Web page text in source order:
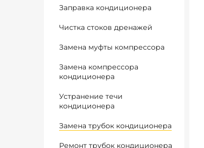
Заправка кондиционера
Чистка стоков дренажей
Замена муфты компрессора
Замена компрессора
кондиционера
Устранение течи
кондиционера
Замена трубок кондиционера
Ремонт трубок кондиционера